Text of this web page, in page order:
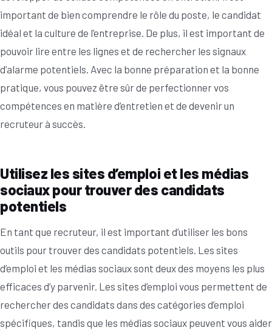
important de bien comprendre le rôle du poste, le candidat
idéal et la culture de l’entreprise. De plus, il est important de
pouvoir lire entre les lignes et de rechercher les signaux
d’alarme potentiels. Avec la bonne préparation et la bonne
pratique, vous pouvez être sûr de perfectionner vos
compétences en matière d’entretien et de devenir un
recruteur à succès.
Utilisez les sites d’emploi et les médias
sociaux pour trouver des candidats
potentiels
En tant que recruteur, il est important d’utiliser les bons
outils pour trouver des candidats potentiels. Les sites
d’emploi et les médias sociaux sont deux des moyens les plus
efficaces d’y parvenir. Les sites d’emploi vous permettent de
rechercher des candidats dans des catégories d’emploi
spécifiques, tandis que les médias sociaux peuvent vous aider